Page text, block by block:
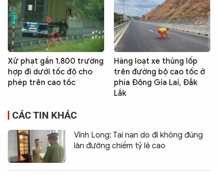
Xử phạt gần 1.800 trường
hợp đi dưới tốc độ cho
phép trên cao tốc
Hàng loạt xe thủng lốp
trên đường bộ cao tốc ở
phía Đông Gia Lai, Đắk
Lắk
CÁC TIN KHÁC
Vĩnh Long: Tai nạn do đi không đúng
làn đường chiếm tỷ lệ cao